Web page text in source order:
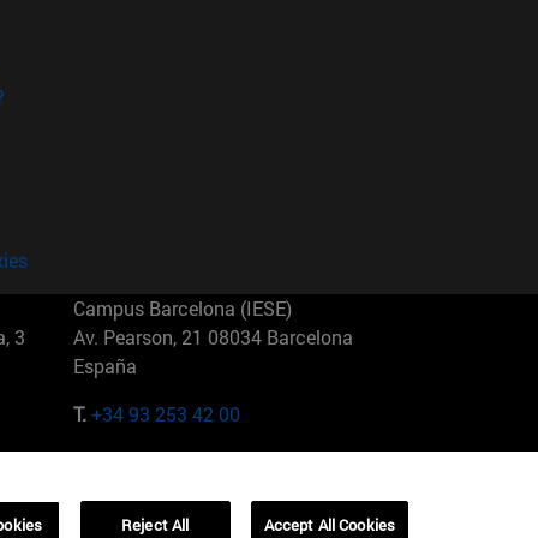
3
Campus Barcelona (IESE)
Av. Pearson, 21 08034 Barcelona
España
T.+34 93 253 42 00
01321001 Bela Vista Brasil
Reject All Accept All Cookies